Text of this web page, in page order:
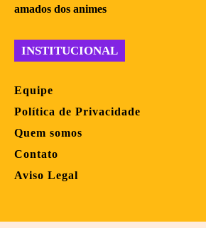
amados dos animes
INSTITUCIONAL
Equipe
Política de Privacidade
Quem somos
Contato
Aviso Legal